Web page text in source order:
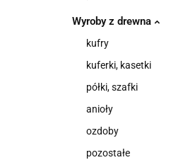
Wyroby z drewna
kufry
kuferki, kasetki
półki, szafki
anioły
ozdoby
pozostałe